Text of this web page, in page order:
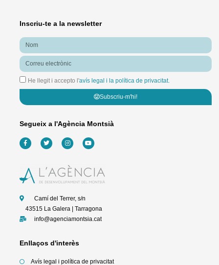
Inscriu-te a la newsletter
Nom
Correu
electrònic
He llegit i accepto l'avís legal i la política de privacitat.
Subscriu-m'hi!
Segueix a l'Agència Montsià
F
a
c
o
o
k
T
w
i
e
I
n
s
g
r
a
Y
o
u
b
e
Camí del Terrer, s/n
43515 La Galera | Tarragona
info@agenciamontsia.cat
Enllaços d'interès
Avís legal i política de privacitat